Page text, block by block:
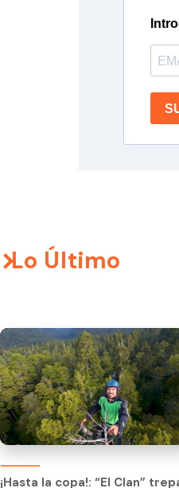
Lo Último
¡Hasta la copa!: “El Clan” trepa
gigantesco alerce
¡Hasta la copa!: “El Clan”